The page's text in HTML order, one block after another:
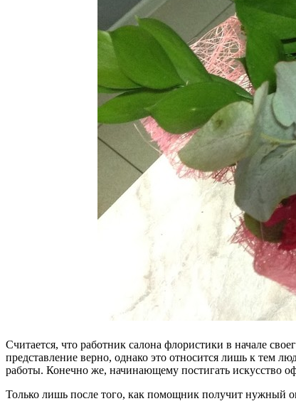
Считается, что работник салона флористики в начале
представление верно, однако это относится лишь к тем
работы. Конечно же, начинающему постигать искусство
Только лишь после того, как помощник получит нужный